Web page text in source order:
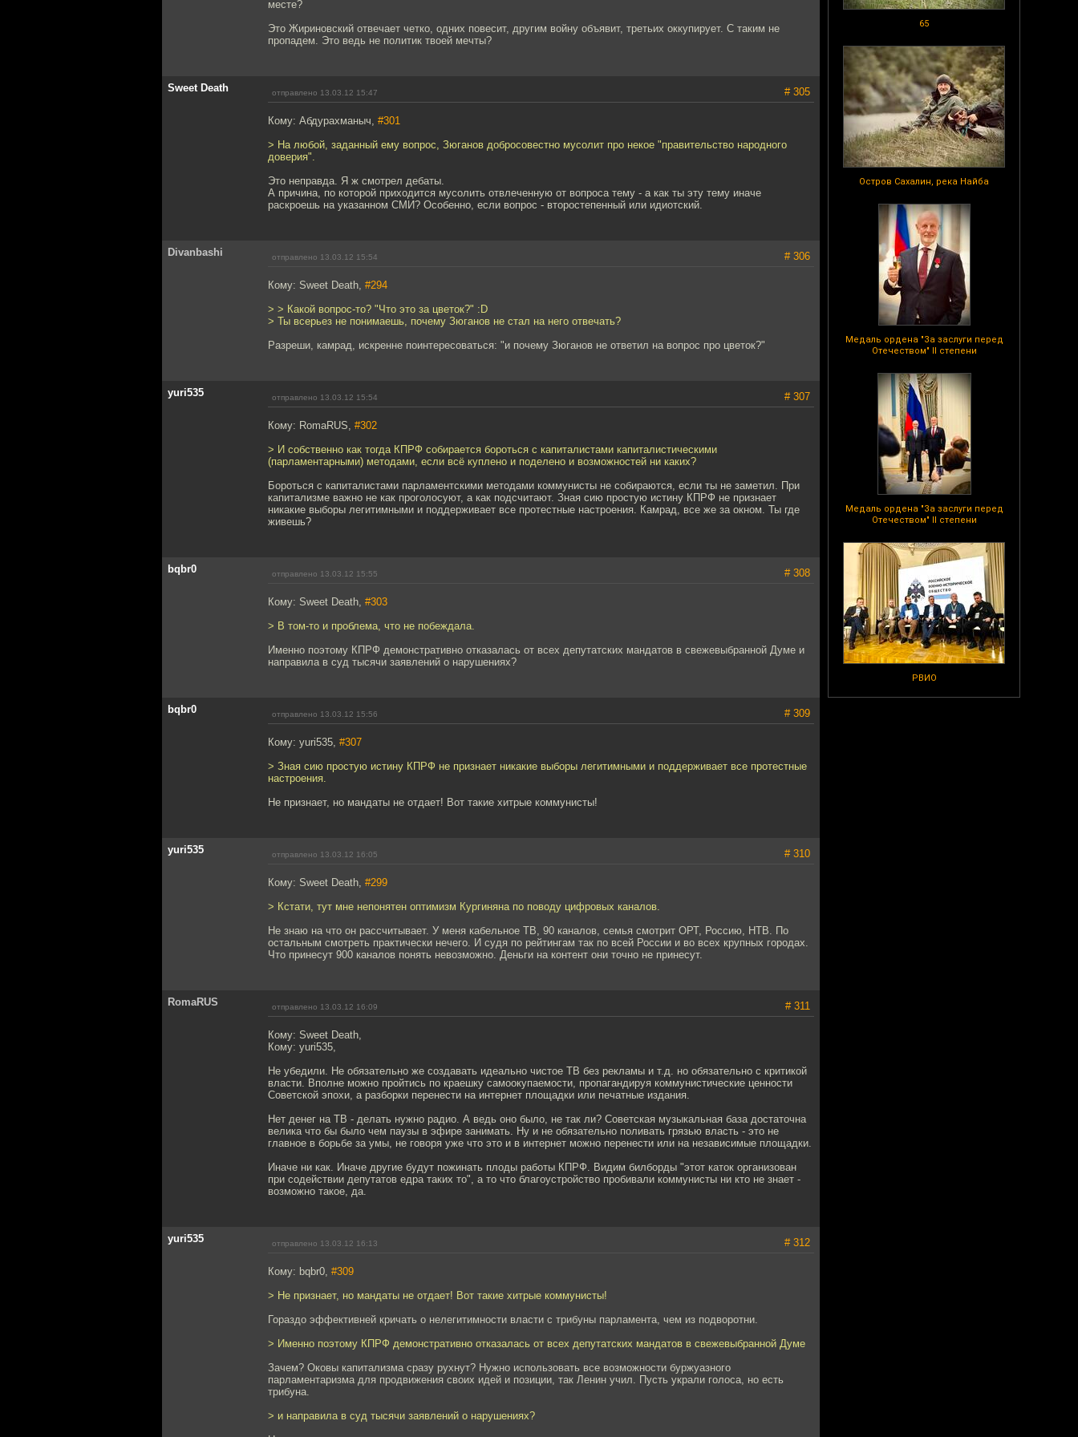
65
Остров Сахалин, река Найба
Медаль ордена "За заслуги перед
Отечеством" II степени
Медаль ордена "За заслуги перед
Отечеством" II степени
РВИО
месте?
Это Жириновский отвечает четко, одних повесит, другим войну объявит, третьих оккупирует. С таким не
пропадем. Это ведь не политик твоей мечты?
Sweet Death отправлено 13.03.12 15:47 # 305
Кому: Абдурахманыч, #301
> На любой, заданный ему вопрос, Зюганов добросовестно мусолит про некое "правительство народного
доверия".
Это неправда. Я ж смотрел дебаты.
А причина, по которой приходится мусолить отвлеченную от вопроса тему - а как ты эту тему иначе
раскроешь на указанном СМИ? Особенно, если вопрос - второстепенный или идиотский.
Divanbashi отправлено 13.03.12 15:54 # 306
Кому: Sweet Death, #294
> > Какой вопрос-то? "Что это за цветок?" :D
> Ты всерьез не понимаешь, почему Зюганов не стал на него отвечать?
Разреши, камрад, искренне поинтересоваться: "и почему Зюганов не ответил на вопрос про цветок?"
yuri535 отправлено 13.03.12 15:54 # 307
Кому: RomaRUS, #302
> И собственно как тогда КПРФ собирается бороться с капиталистами капиталистическими
(парламентарными) методами, если всё куплено и поделено и возможностей ни каких?
Бороться с капиталистами парламентскими методами коммунисты не собираются, если ты не заметил. При
капитализме важно не как проголосуют, а как подсчитают. Зная сию простую истину КПРФ не признает
никакие выборы легитимными и поддерживает все протестные настроения. Камрад, все же за окном. Ты где
живешь?
bqbr0 отправлено 13.03.12 15:55 # 308
Кому: Sweet Death, #303
> В том-то и проблема, что не побеждала.
Именно поэтому КПРФ демонстративно отказалась от всех депутатских мандатов в свежевыбранной Думе и
направила в суд тысячи заявлений о нарушениях?
bqbr0 отправлено 13.03.12 15:56 # 309
Кому: yuri535, #307
> Зная сию простую истину КПРФ не признает никакие выборы легитимными и поддерживает все протестные
настроения.
Не признает, но мандаты не отдает! Вот такие хитрые коммунисты!
yuri535 отправлено 13.03.12 16:05 # 310
Кому: Sweet Death, #299
> Кстати, тут мне непонятен оптимизм Кургиняна по поводу цифровых каналов.
Не знаю на что он рассчитывает. У меня кабельное ТВ, 90 каналов, семья смотрит ОРТ, Россию, НТВ. По
остальным смотреть практически нечего. И судя по рейтингам так по всей России и во всех крупных городах.
Что принесут 900 каналов понять невозможно. Деньги на контент они точно не принесут.
RomaRUS отправлено 13.03.12 16:09 # 311
Кому: Sweet Death,
Кому: yuri535,
Не убедили. Не обязательно же создавать идеально чистое ТВ без рекламы и т.д. но обязательно с критикой
власти. Вполне можно пройтись по краешку самоокупаемости, пропагандируя коммунистические ценности
Советской эпохи, а разборки перенести на интернет площадки или печатные издания.
Нет денег на ТВ - делать нужно радио. А ведь оно было, не так ли? Советская музыкальная база достаточна
велика что бы было чем паузы в эфире занимать. Ну и не обязательно поливать грязью власть - это не
главное в борьбе за умы, не говоря уже что это и в интернет можно перенести или на независимые площадки.
Иначе ни как. Иначе другие будут пожинать плоды работы КПРФ. Видим билборды "этот каток организован
при содействии депутатов едра таких то", а то что благоустройство пробивали коммунисты ни кто не знает -
возможно такое, да.
yuri535 отправлено 13.03.12 16:13 # 312
Кому: bqbr0, #309
> Не признает, но мандаты не отдает! Вот такие хитрые коммунисты!
Гораздо эффективней кричать о нелегитимности власти с трибуны парламента, чем из подворотни.
> Именно поэтому КПРФ демонстративно отказалась от всех депутатских мандатов в свежевыбранной Думе
Зачем? Оковы капитализма сразу рухнут? Нужно использовать все возможности буржуазного
парламентаризма для продвижения своих идей и позиции, так Ленин учил. Пусть украли голоса, но есть
трибуна.
> и направила в суд тысячи заявлений о нарушениях?